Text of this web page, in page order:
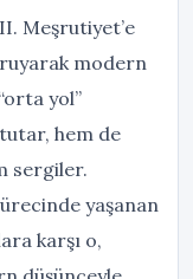
Meşrutiyet’e
modern
yol”
hem de
sergiler.
yaşanan
karşı o,